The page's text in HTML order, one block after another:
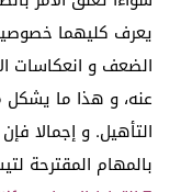
يعرف كليهما
الضعف و انعكاسات
عنه، و هذا ما
التأهيل. و إجمالا
بالمهام المقترحة